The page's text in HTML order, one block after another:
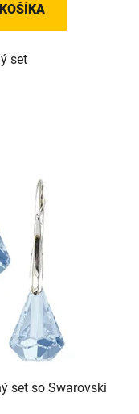
set
set so Swarovski